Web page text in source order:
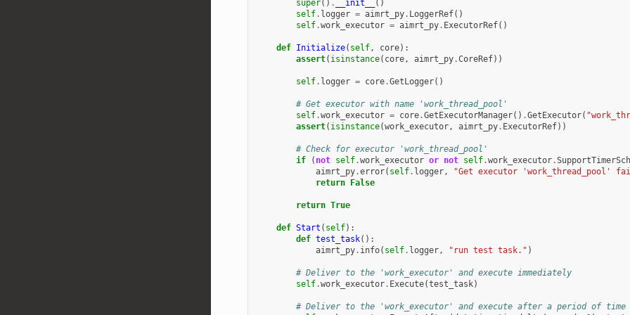
super() . __init__
()
self. logger = aimrt_py. LoggerRef()
self.work_executor = aimrt_py. ExecutorRef()
def Initialize( self, core):
assert( isinstance( core, aimrt_py.CoreRef))
self. logger = core.GetLogger()
# Get executor with name 'work_thread_pool'
self.work_executor = core.GetExecutorManager() .GetExecutor(
assert( isinstance(work_executor, aimrt_py. ExecutorRef))
# Check for executor 'work_thread_pool'
if
( not self.work_executor or not self.work_executor.
aimrt_py.error( self. logger, "Get executor 'work_thread_pool'
return False
return True
def Start ( self):
def test_task():
aimrt_py. info( self. logger, "run test task." )
# Deliver to the 'work_executor' and execute immediately
self.work_executor. Execute(test_task)
# Deliver to the 'work_executor' and execute after a period of time